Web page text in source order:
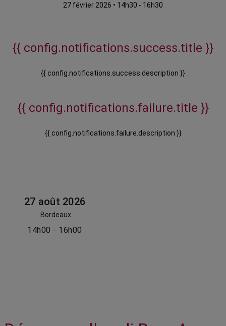
27 février 2026 • 14h30 - 16h30
{{ config.notifications.success.title }}
{{ config.notifications.success.description }}
{{ config.notifications.failure.title }}
{{ config.notifications.failure.description }}
27 août 2026
Bordeaux
14h00 - 16h00